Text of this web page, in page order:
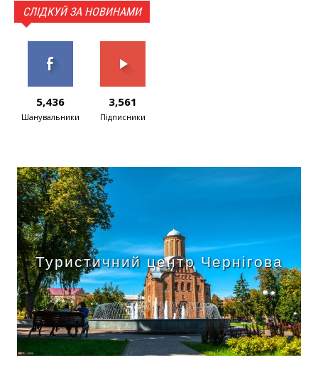
СЛІДКУЙ ЗА НОВИНАМИ
5,436
Шанувальники
3,561
Підписники
Туристичний центр Чернігова